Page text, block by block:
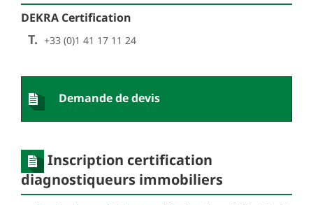
DEKRA Certification
T. +33 (0)1 41 17 11 24
Demande de devis
Inscription certification
diagnostiqueurs immobiliers